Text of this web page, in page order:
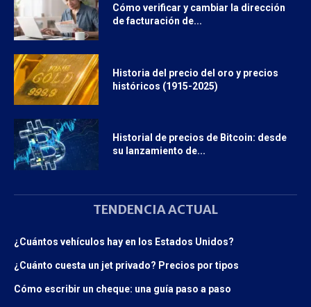
Cómo verificar y cambiar la dirección
de facturación de...
Historia del precio del oro y precios
históricos (1915-2025)
Historial de precios de Bitcoin: desde
su lanzamiento de...
TENDENCIA ACTUAL
¿Cuántos vehículos hay en los Estados Unidos?
¿Cuánto cuesta un jet privado? Precios por tipos
Cómo escribir un cheque: una guía paso a paso